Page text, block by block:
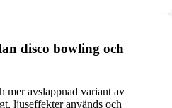
disco bowling och
mer avslappnad variant av
ljuseffekter används och